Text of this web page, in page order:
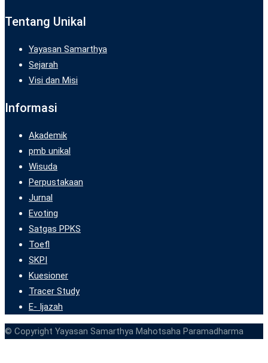
Tentang Unikal
Yayasan Samarthya
Sejarah
Visi dan Misi
Informasi
Akademik
pmb unikal
Wisuda
Perpustakaan
Jurnal
Evoting
Satgas PPKS
Toefl
SKPI
Kuesioner
Tracer Study
E- Ijazah
© Copyright Yayasan Samarthya Mahotsaha Paramadharma